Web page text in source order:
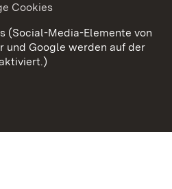
Cookies
Cookies
(Social-Media-Elemente von
und Google werden auf der